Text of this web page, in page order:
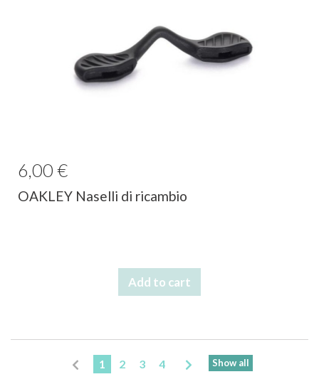
6,00 €
OAKLEY Naselli di ricambio
Add to cart
Show all
1 2 3 4